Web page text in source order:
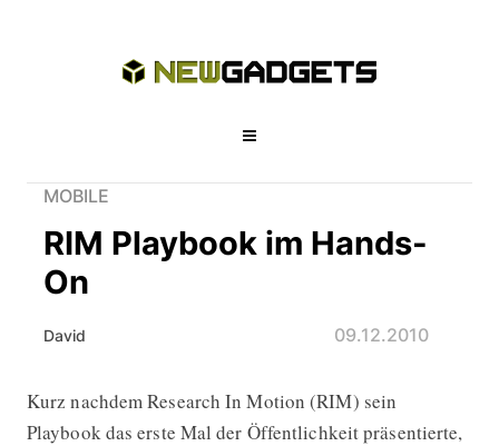
MOBILE
RIM Playbook im Hands-
On
David 09.12.2010
RIM Playbook im Hands-On
Kurz nachdem Research In Motion (RIM) sein
Playbook das erste Mal der Öffentlichkeit präsentierte,